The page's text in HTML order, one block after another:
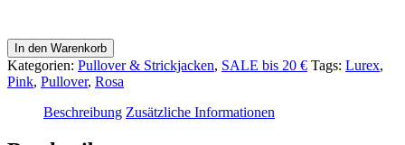
Pullover
Rosa
getupft
In den Warenkorb
Kategorien: Pullover & Strickjacken, SALE bis 20 € Tags: Lurex,
Pink, Pullover, Rosa
Beschreibung Zusätzliche Informationen